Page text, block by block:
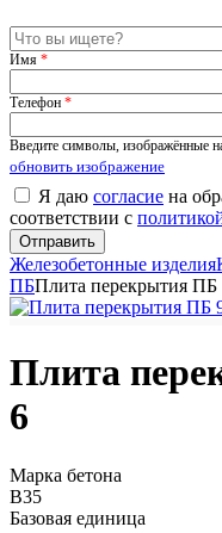
Имя *
Телефон *
Введите символы, изображённые
обновить изображение
Я даю согласие на
соответствии с
Железобетонные изделия
ПБПлита перекрытия ПБ
Плита
6
Марка бетона
B35
Базовая единица